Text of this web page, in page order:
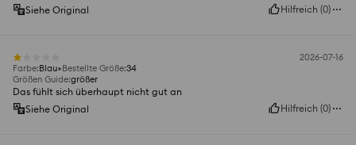
Siehe Original
Hilfreich (0)
2026-07-16
Farbe:Blau Bestellte Größe:34
Größen Guide:größer
Das fühlt sich überhaupt nicht gut an
Siehe Original
Hilfreich (0)